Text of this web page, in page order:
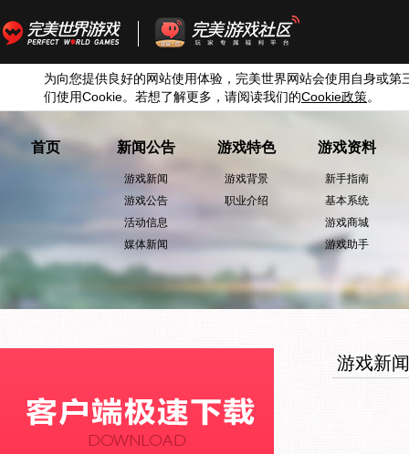
为向您提供良好的网站使用体验，完美世界网站会使用自身或第
们使用Cookie。若想了解更多，请阅读我们的Cookie政策。
首页 新闻公告
游戏新闻
游戏公告
活动信息
媒体新闻
游戏特色
游戏背景
职业介绍
游戏资料
新手指南
基本系统
游戏商城
游戏助手
游戏新闻